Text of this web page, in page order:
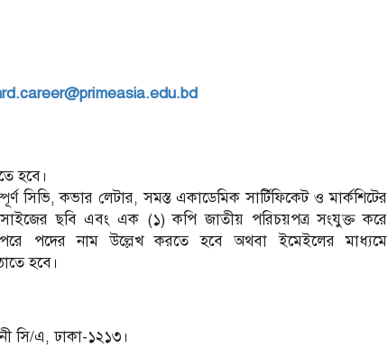
হবে।
সিভি, কভার লেটার, সমস্ত একাডেমিক সার্টিফিকেট ও মার্কশিটের
ছবি এবং এক (১) কপি জাতীয় পরিচয়পত্র সংযুক্ত করে
পদের নাম উল্লেখ করতে হবে অথবা ইমেইলের মাধ্যমে
হবে।
সি/এ, ঢাকা-১২১৩।